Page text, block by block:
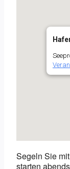
Segeln Sie
starten